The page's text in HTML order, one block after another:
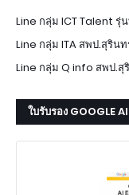
Line กลุ่ม ICT Talent รุ่
Line กลุ่ม ITA สพป.สุรินท
Line กลุ่ม Q info สพป.สุ
ใบรับรอง GOOGLE